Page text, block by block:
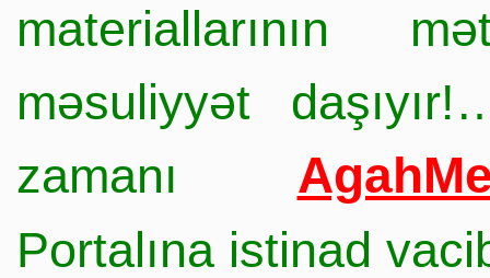
materiallarının
məsuliyyət
zamanı
Portalına istinad